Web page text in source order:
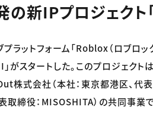
の新IPプロジェクト
ラットフォーム「Roblox（ロブロ
がスタートした。このプロジェク
株式会社（本社：東京都港区、代表
取締役：MISOSHITA）の共同事業で